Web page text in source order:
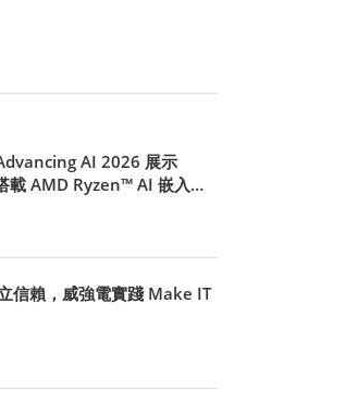
AI 2026 展示
載 AMD Ryzen™ AI 嵌入式
聚焦邊緣 AI 視覺應用
Series CPU, at AMD
信賴，威強電實踐 Make IT